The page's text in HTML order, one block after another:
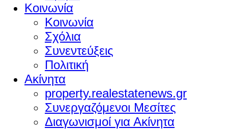
Κοινωνία
Κοινωνία
Σχόλια
Συνεντεύξεις
Πολιτική
Ακίνητα
property.realestatenews.gr
Συνεργαζόμενοι Μεσίτες
Διαγωνισμοί για Ακίνητα